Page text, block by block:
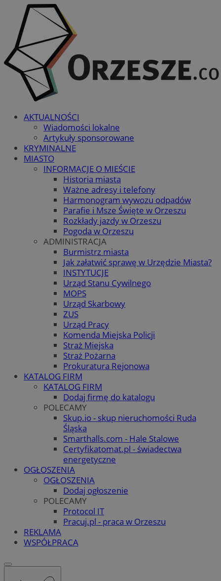
AKTUALNOŚCI
Wiadomości lokalne
Artykuły sponsorowane
KRYMINALNE
MIASTO
INFORMACJE O MIEŚCIE
Historia miasta
Ważne adresy i telefony
Harmonogram wywozu odpadów
Parafie i Msze Święte w Orzeszu
Rozkłady jazdy w Orzeszu
Pogoda w Orzeszu
ADMINISTRACJA
Burmistrz miasta
Jak załatwić sprawę w Urzędzie Miasta?
INSTYTUCJE
Urząd Stanu Cywilnego
MOPS
Urząd Skarbowy
ZUS
Urząd Pracy
Komenda Miejska Policji
Straż Miejska
Straż Pożarna
Prokuratura Rejonowa
KATALOG FIRM
KATALOG FIRM
Dodaj firmę do katalogu
POLECAMY
Skup.io - skup nieruchomości Ruda
Śląska
Smarthalls.com - Hale Stalowe
Certyfikatomat.pl - świadectwa
energetyczne
OGŁOSZENIA
OGŁOSZENIA
Dodaj ogłoszenie
POLECAMY
Protocol IT
Pracuj.pl - praca w Orzeszu
REKLAMA
WSPÓŁPRACA